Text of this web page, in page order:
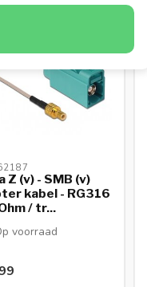
Z (v) - SMB (v)
kabel - RG316
/ tr...
voorraad